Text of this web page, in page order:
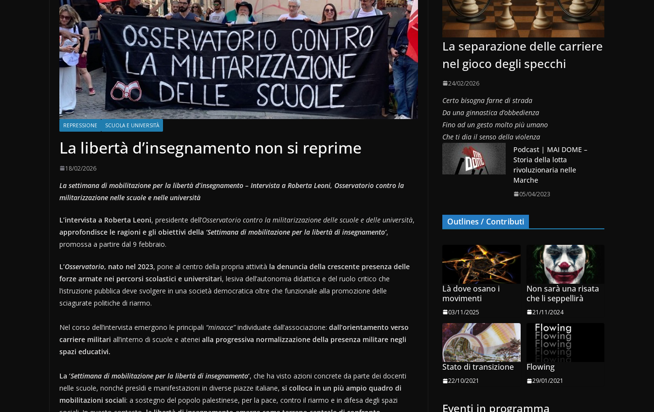
REPRESSIONE SCUOLA E UNIVERSITÀ
La libertà d’insegnamento non si reprime
18/02/2026
La settimana di mobilitazione per la libertà d’insegnamento – Intervista a Roberta Leoni, Osservatorio contro la
militarizzazione nelle scuole e nelle università
L’intervista a Roberta Leoni, presidente dell’Osservatorio contro la militarizzazione delle scuole e delle università,
approfondisce le ragioni e gli obiettivi della ‘Settimana di mobilitazione per la libertà di insegnamento’,
promossa a partire dal 9 febbraio.
L’Osservatorio, nato nel 2023, pone al centro della propria attività la denuncia della crescente presenza delle
forze armate nei percorsi scolastici e universitari, lesiva dell’autonomia didattica e del ruolo critico che
l’istruzione pubblica deve svolgere in una società democratica oltre che funzionale alla promozione delle
sciagurate politiche di riarmo.
Nel corso dell’intervista emergono le principali “minacce”individuate dall’associazione: dall’orientamento verso
carriere militari all’interno di scuole e atenei alla progressiva normalizzazione della presenza militare negli
spazi educativi.
La ‘Settimana di mobilitazione per la libertà di insegnamento‘, che ha visto azioni concrete da parte dei docenti
nelle scuole, nonché presìdi e manifestazioni in diverse piazze italiane, si colloca in un più ampio quadro di
mobilitazioni sociali: a sostegno del popolo palestinese, per la pace, contro il riarmo e in difesa degli spazi
La separazione delle carriere
nel gioco degli specchi
24/02/2026
Certo bisogna farne di strada
Da una ginnastica d’obbedienza
Fino ad un gesto molto più umano
Che ti dia il senso della violenza
Podcast | MAI DOME –
Storia della lotta
rivoluzionaria nelle
Marche
05/04/2023
Outlines / Contributi
Là dove osano i
movimenti
03/11/2025
Non sarà una risata
che li seppellirà
21/11/2024
Stato di transizione
22/10/2021
Flowing
29/01/2021
Eventi in programma